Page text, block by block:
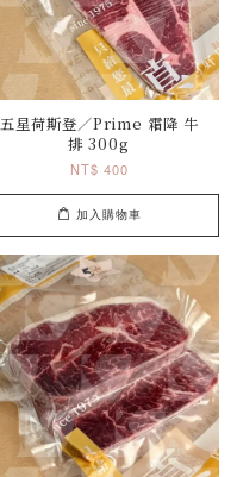
五星荷斯登／Prime 霜降 牛
排 300g
NT$ 400
加入購物車